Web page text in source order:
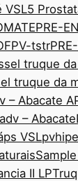
VSL5
PRE-
tstr
truque
truque da
– Abacate A
– Abacate
VSL
II LP